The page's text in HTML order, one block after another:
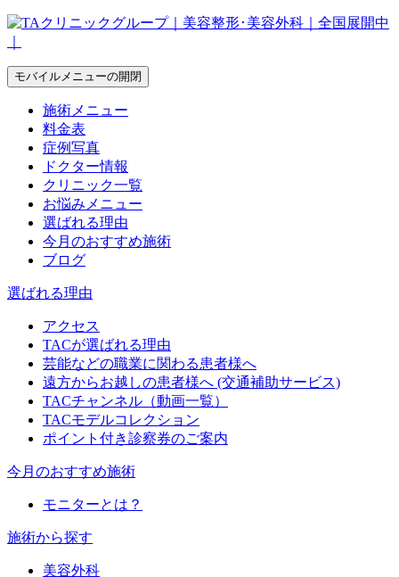
モバイルメニューの開閉
施術メニュー
料金表
症例写真
ドクター情報
クリニック一覧
お悩みメニュー
選ばれる理由
今月のおすすめ施術
ブログ
選ばれる理由
アクセス
TACが選ばれる理由
芸能などの職業に関わる患者様へ
遠方からお越しの患者様へ (交通補助サービス)
TACチャンネル（動画一覧）
TACモデルコレクション
ポイント付き診察券のご案内
今月のおすすめ施術
モニターとは？
施術から探す
美容外科